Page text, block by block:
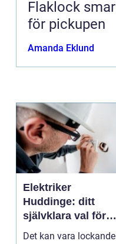
Flaklock smartare lastutrymme
för pickupen
Amanda Eklund
Elektriker
Huddinge: ditt
självklara val för
säker elinstallation
Det kan vara lockande